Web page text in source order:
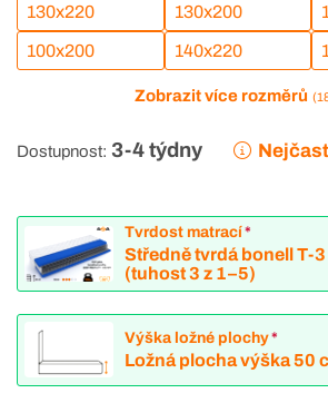
130x220 130x200
100x200 140x220
Zobrazit více rozměrů
Dostupnost: 3-4 týdny
Tvrdost matrací*
Středně tvrdá bonell T-3
(tuhost 3 z 1–5)
Výška ložné plochy*
Ložná plocha výška 50